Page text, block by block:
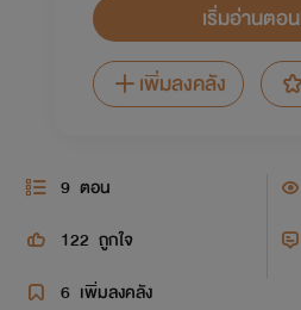
เริ่มอ่านตอ
เพิ่มลงคลัง
9 ตอน
122 ถูกใจ
6 เพิ่มลงคลัง